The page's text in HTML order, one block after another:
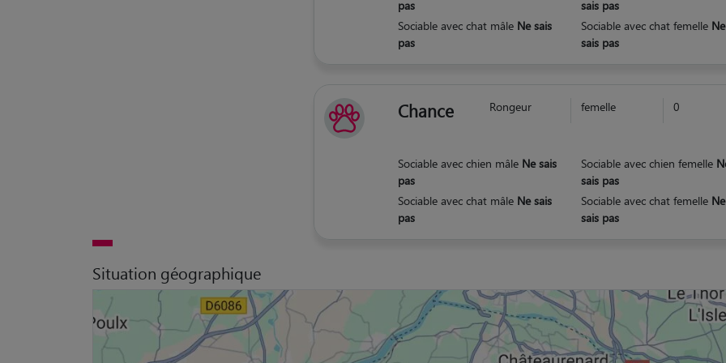
pas
sais pas
Sociable avec chat mâle Ne sais
pas
Sociable avec chat femelle Ne
sais pas
Chance Rongeur femelle 0
Sociable avec chien mâle Ne sais
pas
Sociable avec chien femelle
sais pas
Sociable avec chat mâle Ne sais
pas
Sociable avec chat femelle Ne
sais pas
Situation géographique